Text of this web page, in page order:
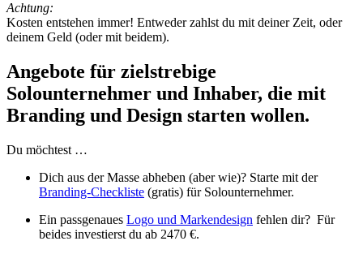
Achtung:
Kosten entstehen immer! Entweder zahlst du mit deiner Zeit, oder
deinem Geld (oder mit beidem).
Angebote für zielstrebige
Solounternehmer und Inhaber, die mit
Branding und Design starten wollen.
Du möchtest …
Dich aus der Masse abheben (aber wie)? Starte mit der
Branding-Checkliste (gratis) für Solounternehmer.
Ein passgenaues Logo und Markendesign fehlen dir? Für
beides investierst du ab 2470 €.